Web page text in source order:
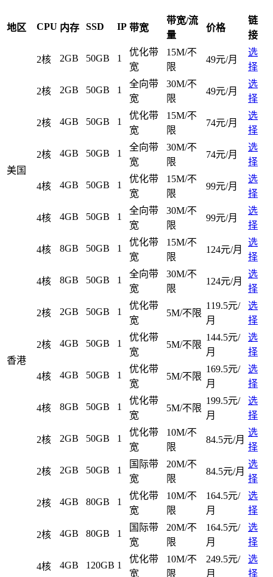
地区 CPU 内存 SSD IP 带宽
带宽/流
量
价格
链
接
美国
2核 2GB 50GB 1
优化带
宽
15M/不
限
49元/月
选
择
2核 2GB 50GB 1
全向带
宽
30M/不
限
49元/月
选
择
2核 4GB 50GB 1
优化带
宽
15M/不
限
74元/月
选
择
2核 4GB 50GB 1
全向带
宽
30M/不
限
74元/月
选
择
4核 4GB 50GB 1
优化带
宽
15M/不
限
99元/月
选
择
4核 4GB 50GB 1
全向带
宽
30M/不
限
99元/月
选
择
4核 8GB 50GB 1
优化带
宽
15M/不
限
124元/月
选
择
4核 8GB 50GB 1
全向带
宽
30M/不
限
124元/月
选
择
香港
2核 2GB 50GB 1
优化带
宽
5M/不限
119.5元/
月
选
择
2核 4GB 50GB 1
优化带
宽
5M/不限
144.5元/
月
选
择
4核 4GB 50GB 1
优化带
宽
5M/不限
169.5元/
月
选
择
4核 8GB 50GB 1
优化带
宽
5M/不限
199.5元/
月
选
择
2核 2GB 50GB 1
优化带
宽
10M/不
限
84.5元/月
选
择
2核 2GB 50GB 1
国际带
宽
20M/不
限
84.5元/月
选
择
2核 4GB 80GB 1
优化带
宽
10M/不
限
164.5元/
月
选
择
2核 4GB 80GB 1
国际带
宽
20M/不
限
164.5元/
月
选
择
4核 4GB 120GB 1
优化带
宽
10M/不
限
249.5元/
月
选
择